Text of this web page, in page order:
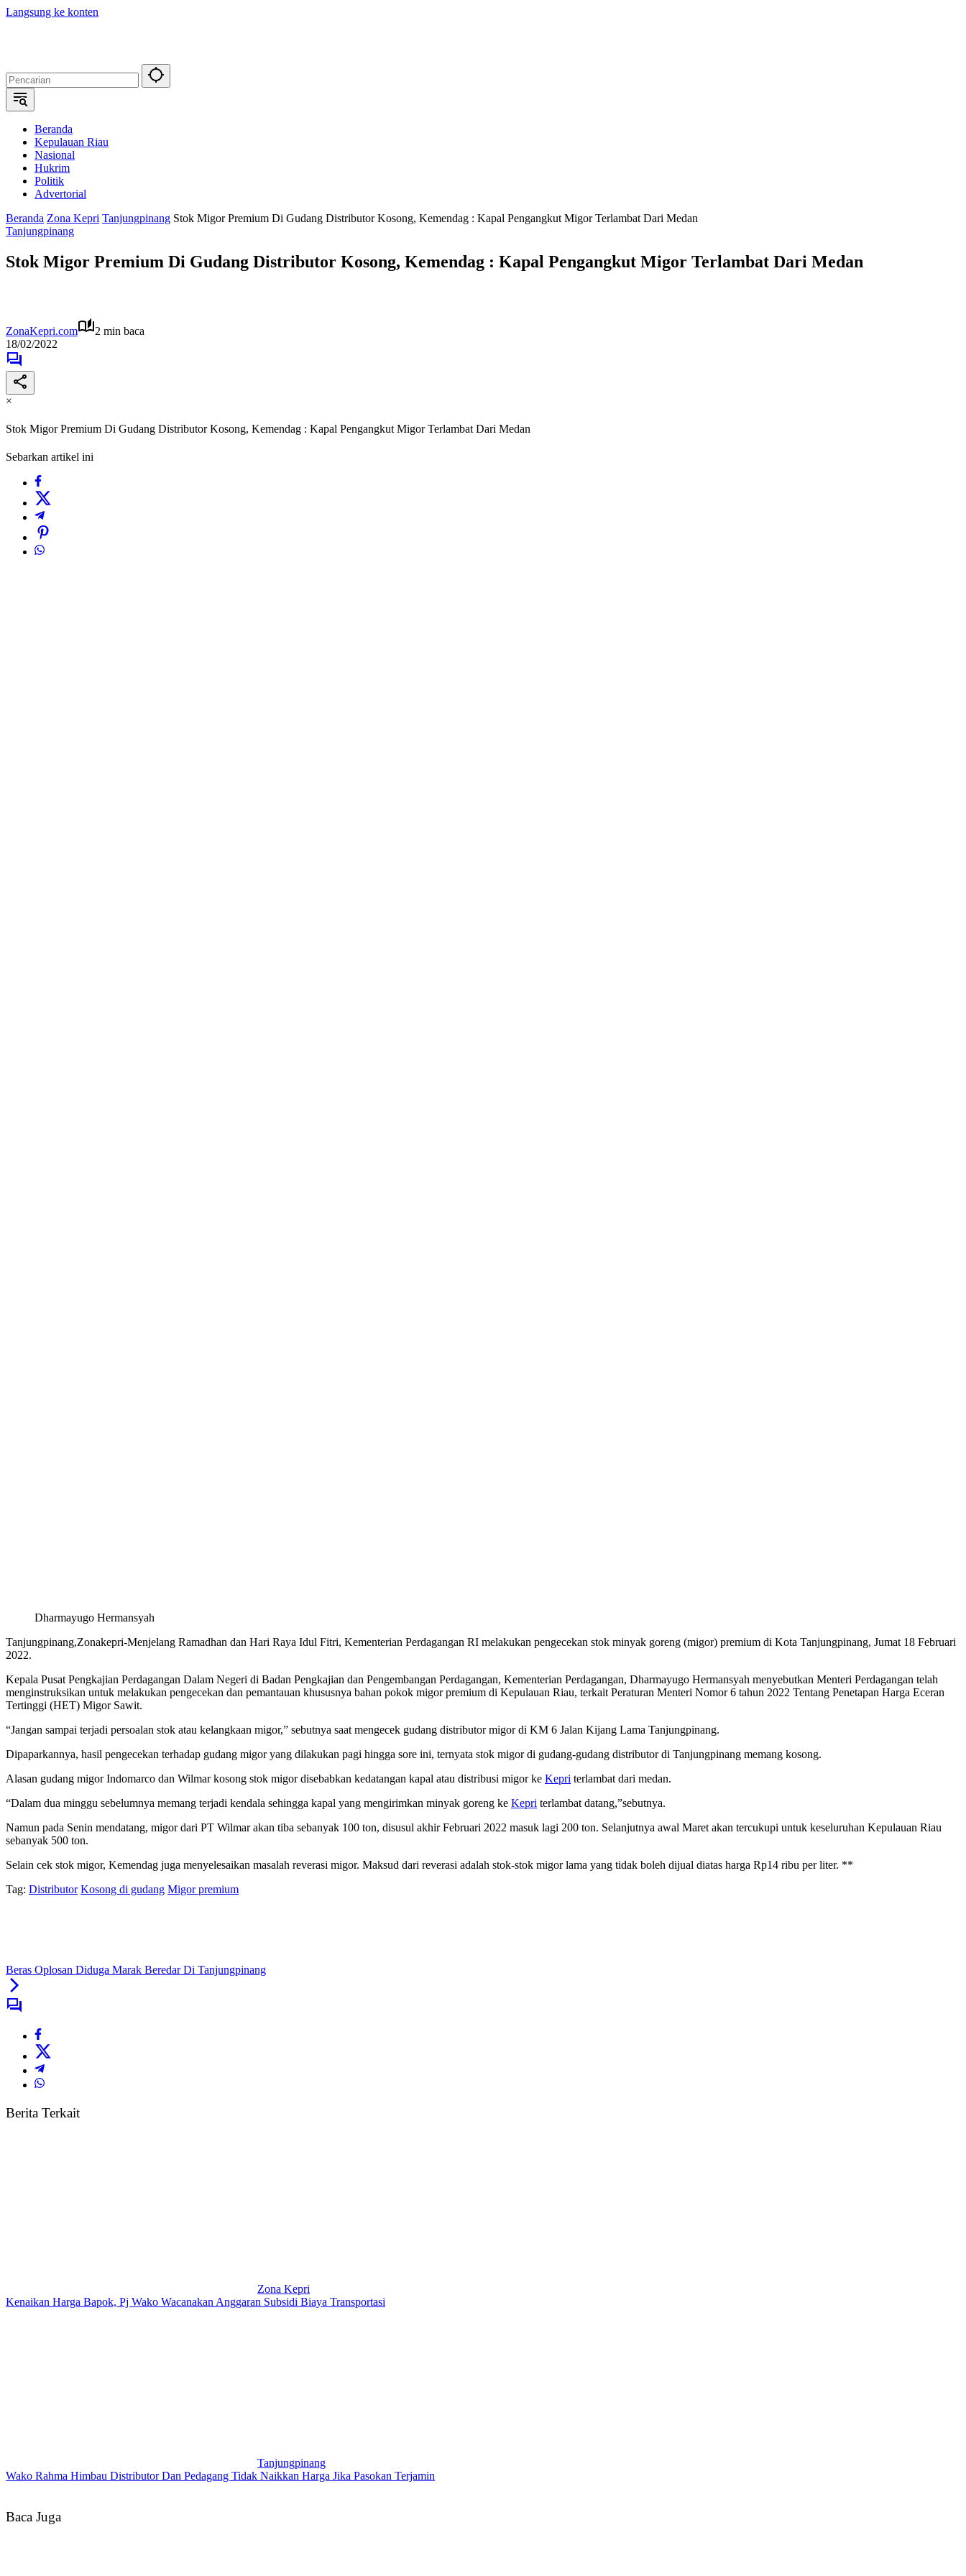
Langsung ke konten
Beranda
Kepulauan Riau
Nasional
Hukrim
Politik
Advertorial
Beranda Zona Kepri Tanjungpinang Stok Migor Premium Di Gudang Distributor Kosong, Kemendag : Kapal Pengangkut Migor Terlambat Dari Medan
Tanjungpinang
Stok Migor Premium Di Gudang Distributor Kosong, Kemendag : Kapal Pengangkut Migor Terlambat Dari Medan
ZonaKepri.com
2 min baca
18/02/2022
×
Stok Migor Premium Di Gudang Distributor Kosong, Kemendag : Kapal Pengangkut Migor Terlambat Dari Medan
Sebarkan artikel ini
Dharmayugo Hermansyah
Tanjungpinang,Zonakepri-Menjelang Ramadhan dan Hari Raya Idul Fitri, Kementerian Perdagangan RI melakukan pengecekan stok minyak goreng (migor) premium di Kota Tanjungpinang, Jumat 18 Februari
2022.
Kepala Pusat Pengkajian Perdagangan Dalam Negeri di Badan Pengkajian dan Pengembangan Perdagangan, Kementerian Perdagangan, Dharmayugo Hermansyah menyebutkan Menteri Perdagangan telah
menginstruksikan untuk melakukan pengecekan dan pemantauan khususnya bahan pokok migor premium di Kepulauan Riau, terkait Peraturan Menteri Nomor 6 tahun 2022 Tentang Penetapan Harga Eceran
Tertinggi (HET) Migor Sawit.
“Jangan sampai terjadi persoalan stok atau kelangkaan migor,” sebutnya saat mengecek gudang distributor migor di KM 6 Jalan Kijang Lama Tanjungpinang.
Dipaparkannya, hasil pengecekan terhadap gudang migor yang dilakukan pagi hingga sore ini, ternyata stok migor di gudang-gudang distributor di Tanjungpinang memang kosong.
Alasan gudang migor Indomarco dan Wilmar kosong stok migor disebabkan kedatangan kapal atau distribusi migor ke Kepri terlambat dari medan.
“Dalam dua minggu sebelumnya memang terjadi kendala sehingga kapal yang mengirimkan minyak goreng ke Kepri terlambat datang,”sebutnya.
Namun pada Senin mendatang, migor dari PT Wilmar akan tiba sebanyak 100 ton, disusul akhir Februari 2022 masuk lagi 200 ton. Selanjutnya awal Maret akan tercukupi untuk keseluruhan Kepulauan Riau
sebanyak 500 ton.
Selain cek stok migor, Kemendag juga menyelesaikan masalah reverasi migor. Maksud dari reverasi adalah stok-stok migor lama yang tidak boleh dijual diatas harga Rp14 ribu per liter. **
Tag: Distributor Kosong di gudang Migor premium
Beras Oplosan Diduga Marak Beredar Di Tanjungpinang
Berita Terkait
Zona Kepri
Kenaikan Harga Bapok, Pj Wako Wacanakan Anggaran Subsidi Biaya Transportasi
Tanjungpinang
Wako Rahma Himbau Distributor Dan Pedagang Tidak Naikkan Harga Jika Pasokan Terjamin
Baca Juga